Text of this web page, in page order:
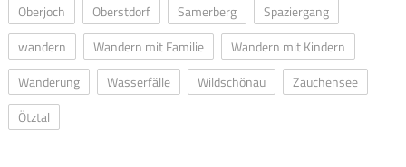
Oberjoch
Oberstdorf Samerberg
Spaziergang
wandern
Wandern mit Familie
Wandern mit Kindern
Wanderung
Wasserfälle Wildschönau
Zauchensee
Ötztal